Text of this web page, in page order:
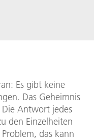
Es gibt keine
Das Geheimnis
Die Antwort jedes
den Einzelheiten
das kann